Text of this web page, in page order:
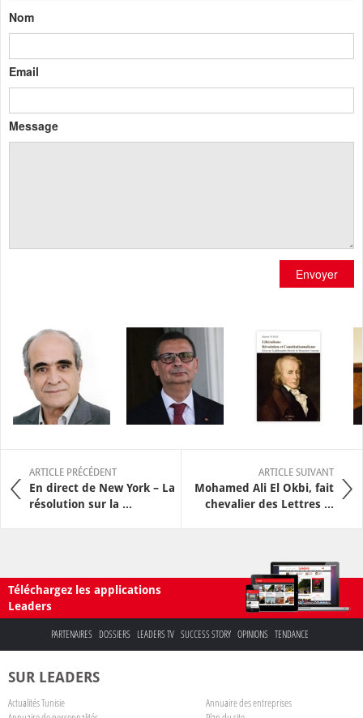
Nom
Email
Message
Envoyer
ARTICLE PRÉCÉDENT
En direct de New York – La
résolution sur la ...
ARTICLE SUIVANT
Mohamed Ali El Okbi, fait
chevalier des Lettres ...
Téléchargez les applications
Leaders
PARTENAIRES DOSSIERS LEADERS TV SUCCESS STORY OPINIONS TENDANCE
SUR LEADERS
Actualités Tunisie
Annuaire des entreprises